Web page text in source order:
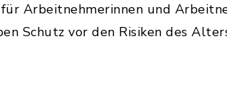
Arbeitnehmerinnen und
Schutz vor den Risiken des